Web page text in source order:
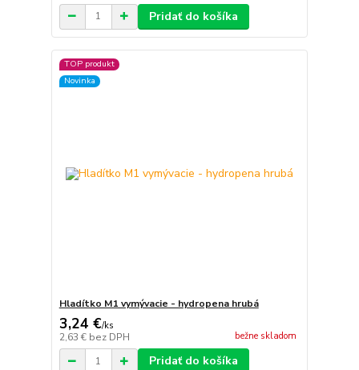
Pridať do košíka
TOP produkt
Novinka
Hladítko M1 vymývacie - hydropena hrubá
3,24 €/ks
2,63 € bez DPH bežne skladom
Pridať do košíka